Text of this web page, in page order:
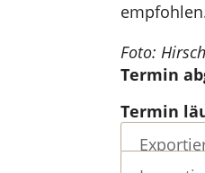
Foto:
Termin
Termin